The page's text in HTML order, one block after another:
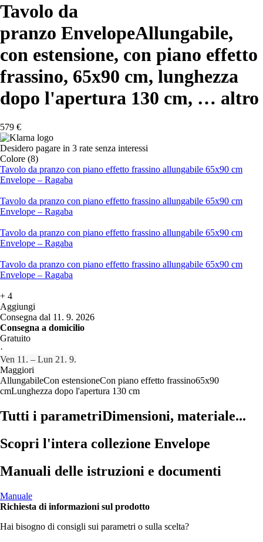
Tavolo da
pranzo EnvelopeAllungabile,
con estensione, con piano effetto
frassino, 65x90 cm, lunghezza
dopo l'apertura 130 cm, … altro
579 €
Desidero pagare in 3 rate senza interessi
Colore (8)
Tavolo da pranzo con piano effetto frassino allungabile 65x90 cm
Envelope – Ragaba
Tavolo da pranzo con piano effetto frassino allungabile 65x90 cm
Envelope – Ragaba
Tavolo da pranzo con piano effetto frassino allungabile 65x90 cm
Envelope – Ragaba
Tavolo da pranzo con piano effetto frassino allungabile 65x90 cm
Envelope – Ragaba
+ 4
Aggiungi
Consegna dal 11. 9. 2026
Consegna a domicilio
Gratuito
·
Ven 11. – Lun 21. 9.
Maggiori
AllungabileCon estensioneCon piano effetto frassino65x90
cmLunghezza dopo l'apertura 130 cm
Tutti i parametriDimensioni, materiale...
Scopri l'intera collezione Envelope
Manuali delle istruzioni e documenti
Manuale
Richiesta di informazioni sul prodotto
Hai bisogno di consigli sui parametri o sulla scelta?